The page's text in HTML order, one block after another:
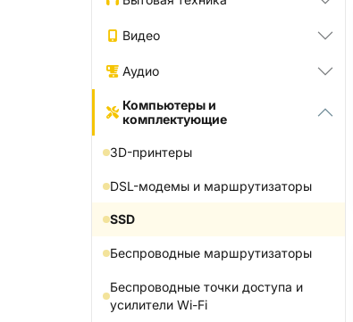
Видео
Аудио
Компьютеры и
комплектующие
3D-принтеры
DSL-модемы и маршрутизаторы
SSD
Беспроводные маршрутизаторы
Беспроводные точки доступа и
усилители Wi-Fi